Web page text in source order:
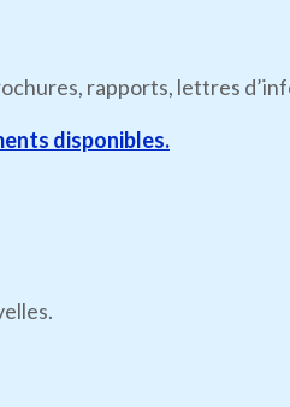
rapports, lettres
disponibles.